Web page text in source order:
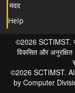
मदद
Help
©2026 SCTIMST.
विकसित और
©2026 SCTIMST.
by Computer